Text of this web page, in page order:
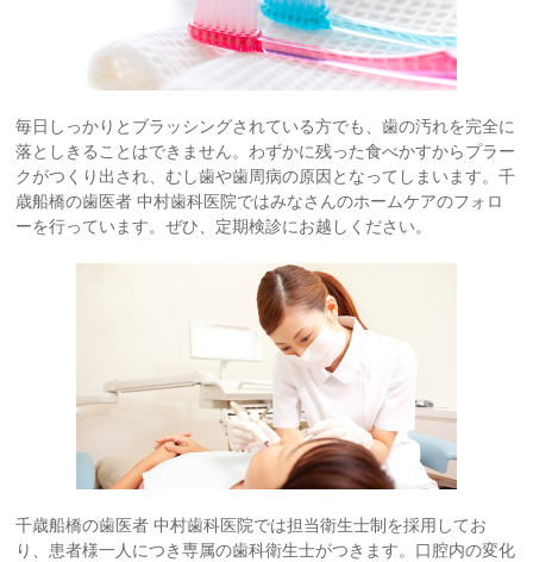
毎日しっかりとブラッシングされている方でも、歯の汚れを完全に
落としきることはできません。わずかに残った食べかすからプラー
クがつくり出され、むし歯や歯周病の原因となってしまいます。千
歳船橋の歯医者 中村歯科医院ではみなさんのホームケアのフォロ
ーを行っています。ぜひ、定期検診にお越しください。
千歳船橋の歯医者 中村歯科医院では担当衛生士制を採用してお
り、患者様一人につき専属の歯科衛生士がつきます。口腔内の変化